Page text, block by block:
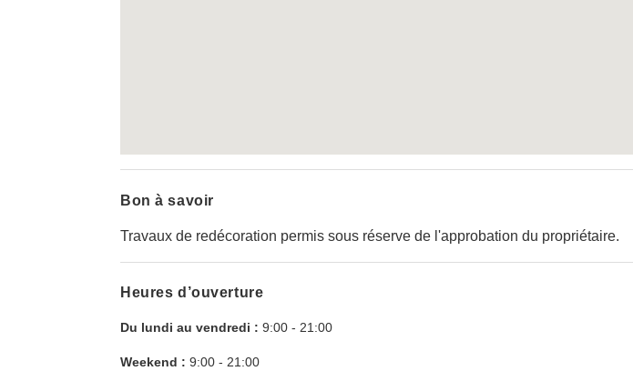
Bon à savoir
Travaux de redécoration permis sous réserve de l'approbation du propriétaire.
Heures d’ouverture
Du lundi au vendredi : 9:00 - 21:00
Weekend : 9:00 - 21:00